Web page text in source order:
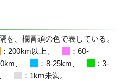
を、欄冒頭の色で表している。
：200km以上、
：60-
、 ：8-25km、
：3-
、 ：1km未満。